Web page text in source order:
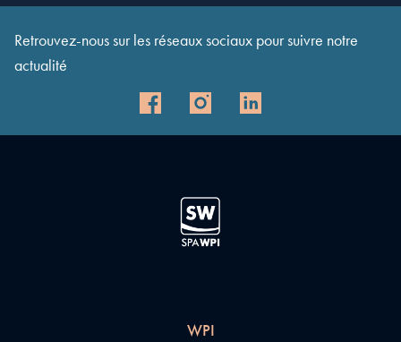
Retrouvez-nous sur les réseaux sociaux pour suivre notre
actualité
WPI